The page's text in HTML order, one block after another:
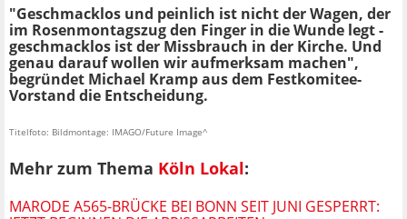
"Geschmacklos und peinlich ist nicht der Wagen, der
im Rosenmontagszug den Finger in die Wunde legt -
geschmacklos ist der Missbrauch in der Kirche. Und
genau darauf wollen wir aufmerksam machen",
begründet Michael Kramp aus dem Festkomitee-
Vorstand die Entscheidung.
Titelfoto: Bildmontage: IMAGO/Future Image^
Mehr zum Thema Köln Lokal:
MARODE A565-BRÜCKE BEI BONN SEIT JUNI GESPERRT: